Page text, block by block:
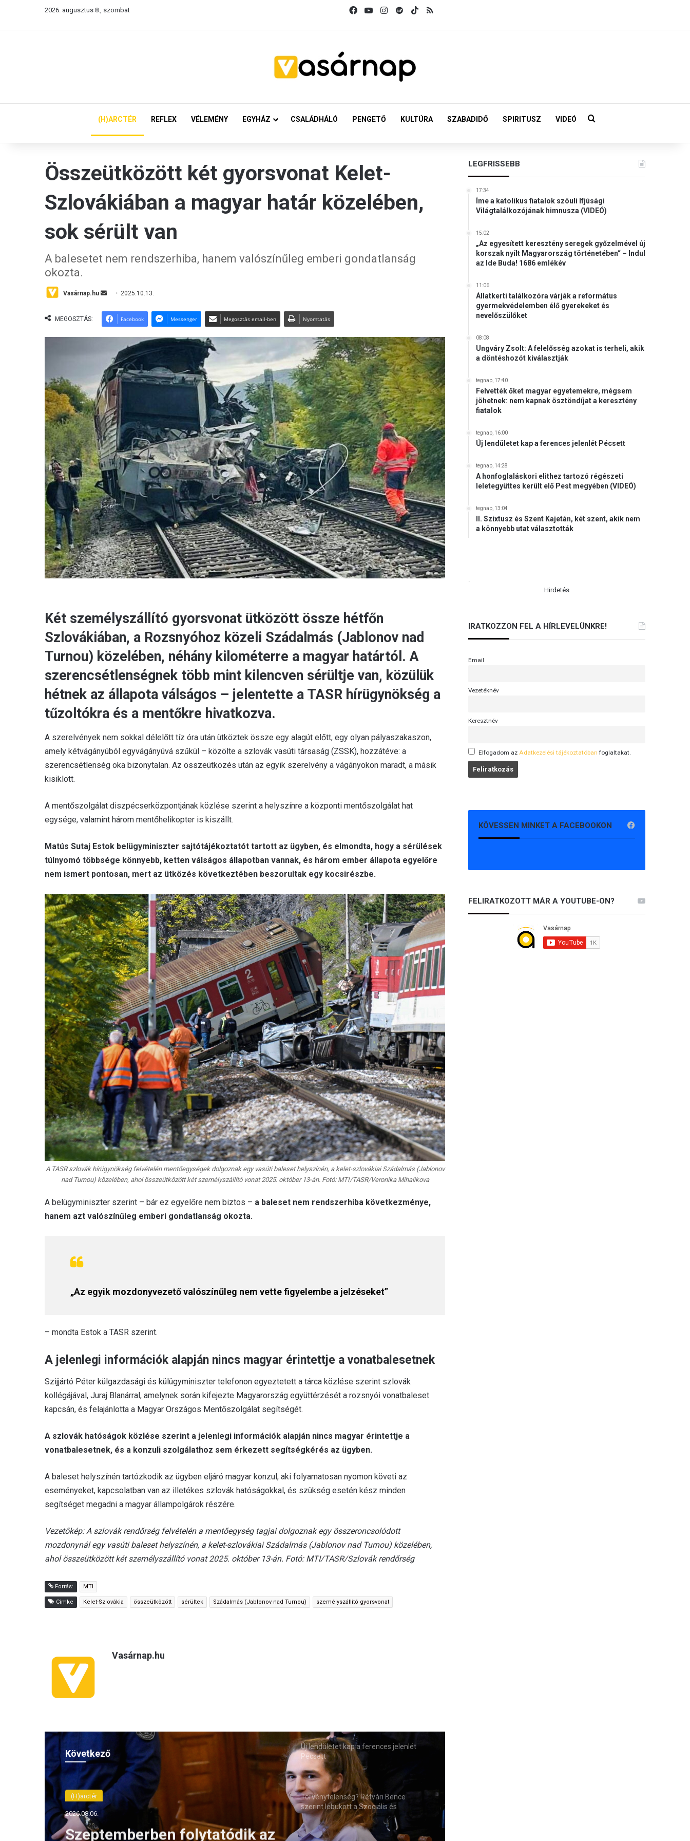
2026. augusztus 8., szombat FacebookYouTubeInstagram
SpotifyTikTok
(H)ARCTÉR REFLEX VÉLEMÉNY EGYHÁZ CSALÁDHÁLÓ PENGETŐ KULTÚRA SZABADIDŐ SPIRITUSZ VIDEÓ Keresés:
Összeütközött két gyorsvonat Kelet-
Szlovákiában a magyar határ közelében,
sok sérült van
A balesetet nem rendszerhiba, hanem valószínűleg emberi gondatlanság
okozta.
Vasárnap.hu
n
e
m
a
i
l
2025.10.13.
MEGOSZTÁS: Facebook Messenger Megosztás email-ben Nyomtatás
Két személyszállító gyorsvonat ütközött össze hétfőn
Szlovákiában, a Rozsnyóhoz közeli Szádalmás (Jablonov nad
Turnou) közelében, néhány kilométerre a magyar határtól. A
szerencsétlenségnek több mint kilencven sérültje van, közülük
hétnek az állapota válságos – jelentette a TASR hírügynökség a
tűzoltókra és a mentőkre hivatkozva.
A szerelvények nem sokkal délelőtt tíz óra után ütköztek össze egy alagút előtt, egy olyan pályaszakaszon,
amely kétvágányúból egyvágányúvá szűkül – közölte a szlovák vasúti társaság (ZSSK), hozzátéve: a
szerencsétlenség oka bizonytalan. Az összeütközés után az egyik szerelvény a vágányokon maradt, a másik
kisiklott.
A mentőszolgálat diszpécserközpontjának közlése szerint a helyszínre a központi mentőszolgálat hat
egysége, valamint három mentőhelikopter is kiszállt.
Matús Sutaj Estok belügyminiszter sajtótájékoztatót tartott az ügyben, és elmondta, hogy a sérülések
túlnyomó többsége könnyebb, ketten válságos állapotban vannak, és három ember állapota egyelőre
nem ismert pontosan, mert az ütközés következtében beszorultak egy kocsirészbe.
A TASR szlovák hírügynökség felvételén mentőegységek dolgoznak egy vasúti baleset helyszínén, a kelet-szlovákiai Szádalmás (Jablonov
nad Turnou) közelében, ahol összeütközött két személyszállító vonat 2025. október 13-án. Fotó: MTI/TASR/Veronika Mihalikova
A belügyminiszter szerint – bár ez egyelőre nem biztos – a baleset nem rendszerhiba következménye,
hanem azt valószínűleg emberi gondatlanság okozta.
„Az egyik mozdonyvezető valószínűleg nem vette figyelembe a jelzéseket”
– mondta Estok a TASR szerint.
A jelenlegi információk alapján nincs magyar érintettje a vonatbalesetnek
Szijjártó Péter külgazdasági és külügyminiszter telefonon egyeztetett a tárca közlése szerint szlovák
kollégájával, Juraj Blanárral, amelynek során kifejezte Magyarország együttérzését a rozsnyói vonatbaleset
kapcsán, és felajánlotta a Magyar Országos Mentőszolgálat segítségét.
A szlovák hatóságok közlése szerint a jelenlegi információk alapján nincs magyar érintettje a
vonatbalesetnek, és a konzuli szolgálathoz sem érkezett segítségkérés az ügyben.
A baleset helyszínén tartózkodik az ügyben eljáró magyar konzul, aki folyamatosan nyomon követi az
eseményeket, kapcsolatban van az illetékes szlovák hatóságokkal, és szükség esetén kész minden
segítséget megadni a magyar állampolgárok részére.
Vezetőkép: A szlovák rendőrség felvételén a mentőegység tagjai dolgoznak egy összeroncsolódott
mozdonynál egy vasúti baleset helyszínén, a kelet-szlovákiai Szádalmás (Jablonov nad Turnou) közelében,
ahol összeütközött két személyszállító vonat 2025. október 13-án. Fotó: MTI/TASR/Szlovák rendőrség
Forrás: MTI
Címke Kelet-Szlovákia összeütközött sérültek Szádalmás (Jablonov nad Turnou) személyszállító gyorsvonat
Vasárnap.hu
Következő
(H)arctér
2026.08.06.
Szeptemberben folytatódik az
Új lendületet kap a ferences jelenlét
Pécsett
Törvénytelenség? Rétvári Bence
szerint lebukott a Szociális és
Családügyi Minisztérium
LEGFRISSEBB
17:34
Íme a katolikus fiatalok szöuli Ifjúsági
Világtalálkozójának himnusza (VIDEÓ)
15:02
„Az egyesített keresztény seregek győzelmével új
korszak nyílt Magyarország történetében“ – Indul
az Ide Buda! 1686 emlékév
11:06
Állatkerti találkozóra várják a református
gyermekvédelemben élő gyerekeket és
nevelőszülőket
08:08
Ungváry Zsolt: A felelősség azokat is terheli, akik
a döntéshozót kiválasztják
tegnap, 17:40
Felvették őket magyar egyetemekre, mégsem
jöhetnek: nem kapnak ösztöndíjat a keresztény
fiatalok
tegnap, 16:00
Új lendületet kap a ferences jelenlét Pécsett
tegnap, 14:28
A honfoglaláskori elithez tartozó régészeti
leletegyüttes került elő Pest megyében (VIDEÓ)
tegnap, 13:04
II. Szixtusz és Szent Kajetán, két szent, akik nem
a könnyebb utat választották
.
Hirdetés
IRATKOZZON FEL A HÍRLEVELÜNKRE!
Email
Vezetéknév
Keresztnév
Elfogadom az Adatkezelési tájékoztatóban foglaltakat.
KÖVESSEN MINKET A FACEBOOKON
FELIRATKOZOTT MÁR A YOUTUBE-ON?